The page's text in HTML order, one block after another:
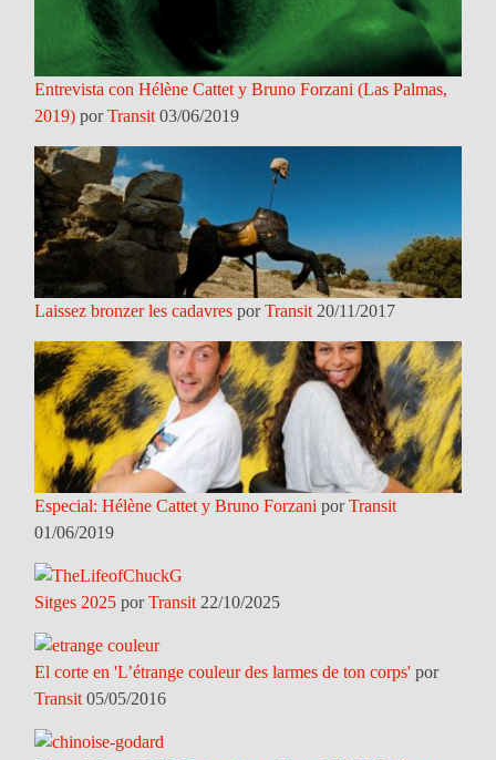
Entrevista con Hélène Cattet y Bruno Forzani (Las Palmas,
2019) porTransit 03/06/2019
Laissez bronzer les cadavres porTransit 20/11/2017
Especial: Hélène Cattet y Bruno Forzani porTransit
01/06/2019
Sitges 2025 porTransit 22/10/2025
El corte en 'L’étrange couleur des larmes de ton corps' por
Transit 05/05/2016